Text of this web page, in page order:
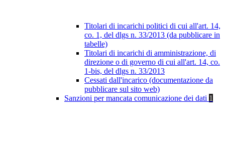
Titolari di incarichi politici di cui all'art. 14,
co. 1, del dlgs n. 33/2013 (da pubblicare in
tabelle)
Titolari di incarichi di amministrazione, di
direzione o di governo di cui all'art. 14, co.
1-bis, del dlgs n. 33/2013
Cessati dall'incarico (documentazione da
pubblicare sul sito web)
Sanzioni per mancata comunicazione dei dati 1